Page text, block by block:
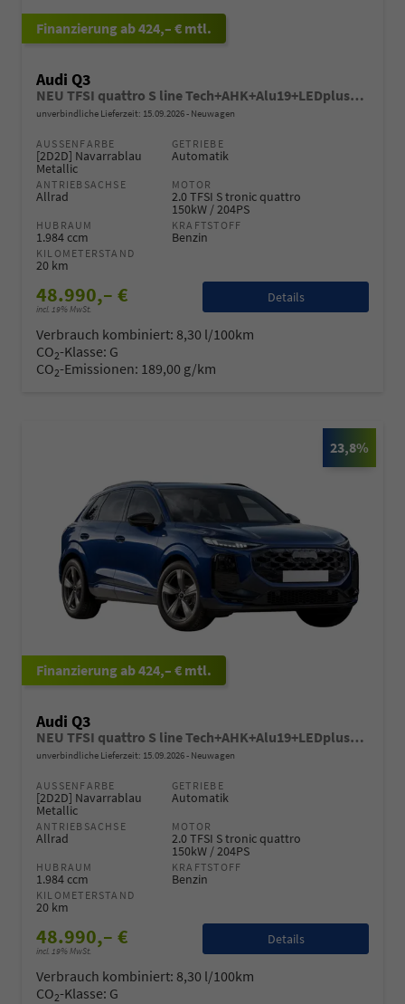
ab 424,– € mtl.
Audi Q3
NEU TFSI quattro S line Tech+AHK+Alu19+LEDplus+KlimaPlus+ExtSchwarz
unverbindliche Lieferzeit: 15.09.2026 Neuwagen
AUSSENFARBE
[2D2D] Navarrablau
Metallic
GETRIEBE
Automatik
ANTRIEBSACHSE
Allrad
MOTOR
2.0 TFSI S tronic quattro
150kW / 204PS
HUBRAUM
1.984 ccm
KRAFTSTOFF
Benzin
KILOMETERSTAND
20 km
48.990,– €
incl. 19% MwSt.
Details
Verbrauch kombiniert: 8,30 l/100km
CO2-Klasse: G
CO2-Emissionen: 189,00 g/km
23,8%
ab 424,– € mtl.
Audi Q3
NEU TFSI quattro S line Tech+AHK+Alu19+LEDplus+KlimaPlus+ExtSchwarz
unverbindliche Lieferzeit: 15.09.2026 Neuwagen
AUSSENFARBE
[2D2D] Navarrablau
Metallic
GETRIEBE
Automatik
ANTRIEBSACHSE
Allrad
MOTOR
2.0 TFSI S tronic quattro
150kW / 204PS
HUBRAUM
1.984 ccm
KRAFTSTOFF
Benzin
KILOMETERSTAND
20 km
48.990,– €
incl. 19% MwSt.
Details
Verbrauch kombiniert: 8,30 l/100km
CO2-Klasse: G